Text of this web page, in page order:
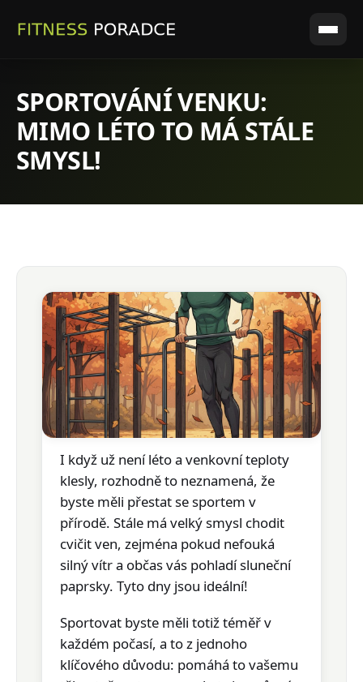
SPORTOVÁNÍ VENKU:
MIMO LÉTO TO MÁ STÁLE
SMYSL!
I když už není létoa venkovní teploty
klesly, rozhodně to neznamená, že
byste měli přestat se sportem v
přírodě. Stále má velký smysl chodit
cvičit ven, zejména pokud nefouká
silný vítr a občas vás pohladí sluneční
paprsky. Tyto dny jsou ideální!
Sportovat byste měli totižtéměř v
každém počasí, a to z jednoho
klíčového důvodu: pomáhá to vašemu